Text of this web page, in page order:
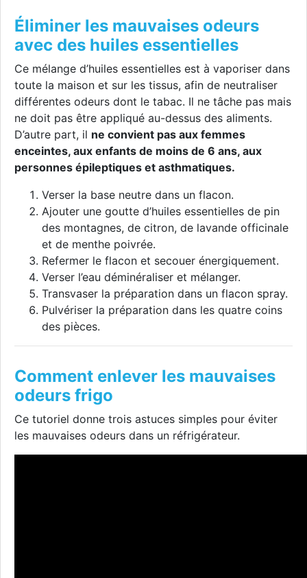
Éliminer les mauvaises odeurs
avec des huiles essentielles
Ce mélange d’huiles essentielles est à vaporiser dans
toute la maison et sur les tissus, afin de neutraliser
différentes odeurs dont le tabac. Il ne tâche pas mais
ne doit pas être appliqué au-dessus des aliments.
D’autre part, il ne convient pas aux femmes
enceintes, aux enfants de moins de 6 ans, aux
personnes épileptiques et asthmatiques.
Verser la base neutre dans un flacon.
Ajouter une goutte d’huiles essentielles de pin
des montagnes, de citron, de lavande officinale
et de menthe poivrée.
Refermer le flacon et secouer énergiquement.
Verser l’eau déminéraliser et mélanger.
Transvaser la préparation dans un flacon spray.
Pulvériser la préparation dans les quatre coins
des pièces.
Comment enlever les mauvaises
odeurs frigo
Ce tutoriel donne trois astuces simples pour éviter
les mauvaises odeurs dans un réfrigérateur.